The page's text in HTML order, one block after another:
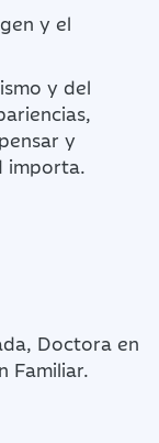
y el
y del
y
importa.
Doctora en
Familiar.